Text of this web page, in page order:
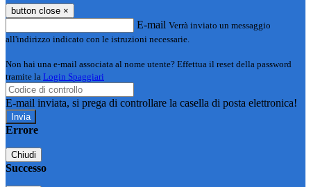
button close ×
E-mail Verrà inviato un messaggio
all'indirizzo indicato con le istruzioni necessarie.
Non hai una e-mail associata al nome utente? Effettua il reset della password
tramite la Login Spaggiari
E-mail inviata, si prega di controllare la casella di posta elettronica!
Errore
Chiudi
Successo